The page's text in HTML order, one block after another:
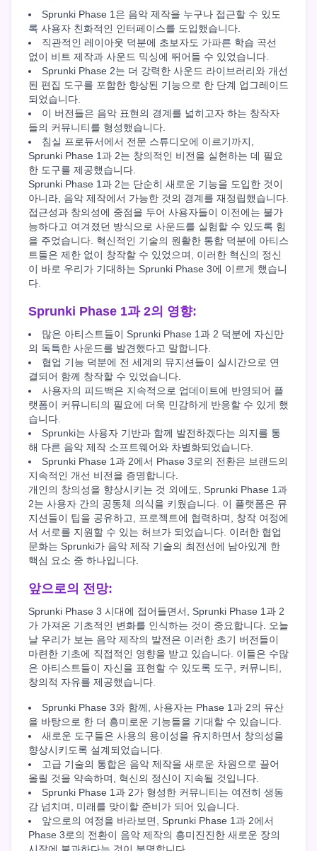
Sprunki Phase 1은 음악 제작을 누구나 접근할 수 있도
록 사용자 친화적인 인터페이스를 도입했습니다.
직관적인 레이아웃 덕분에 초보자도 가파른 학습 곡선
없이 비트 제작과 사운드 믹싱에 뛰어들 수 있었습니다.
Sprunki Phase 2는 더 강력한 사운드 라이브러리와 개선
된 편집 도구를 포함한 향상된 기능으로 한 단계 업그레이드
되었습니다.
이 버전들은 음악 표현의 경계를 넓히고자 하는 창작자
들의 커뮤니티를 형성했습니다.
침실 프로듀서에서 전문 스튜디오에 이르기까지,
Sprunki Phase 1과 2는 창의적인 비전을 실현하는 데 필요
한 도구를 제공했습니다.
Sprunki Phase 1과 2는 단순히 새로운 기능을 도입한 것이
아니라, 음악 제작에서 가능한 것의 경계를 재정립했습니다.
접근성과 창의성에 중점을 두어 사용자들이 이전에는 불가
능하다고 여겨졌던 방식으로 사운드를 실험할 수 있도록 힘
을 주었습니다. 혁신적인 기술의 원활한 통합 덕분에 아티스
트들은 제한 없이 창작할 수 있었으며, 이러한 혁신의 정신
이 바로 우리가 기대하는 Sprunki Phase 3에 이르게 했습니
다.
Sprunki Phase 1과 2의 영향:
많은 아티스트들이 Sprunki Phase 1과 2 덕분에 자신만
의 독특한 사운드를 발견했다고 말합니다.
협업 기능 덕분에 전 세계의 뮤지션들이 실시간으로 연
결되어 함께 창작할 수 있었습니다.
사용자의 피드백은 지속적으로 업데이트에 반영되어 플
랫폼이 커뮤니티의 필요에 더욱 민감하게 반응할 수 있게 했
습니다.
Sprunki는 사용자 기반과 함께 발전하겠다는 의지를 통
해 다른 음악 제작 소프트웨어와 차별화되었습니다.
Sprunki Phase 1과 2에서 Phase 3로의 전환은 브랜드의
지속적인 개선 비전을 증명합니다.
개인의 창의성을 향상시키는 것 외에도, Sprunki Phase 1과
2는 사용자 간의 공동체 의식을 키웠습니다. 이 플랫폼은 뮤
지션들이 팁을 공유하고, 프로젝트에 협력하며, 창작 여정에
서 서로를 지원할 수 있는 허브가 되었습니다. 이러한 협업
문화는 Sprunki가 음악 제작 기술의 최전선에 남아있게 한
핵심 요소 중 하나입니다.
앞으로의 전망:
Sprunki Phase 3 시대에 접어들면서, Sprunki Phase 1과 2
가 가져온 기초적인 변화를 인식하는 것이 중요합니다. 오늘
날 우리가 보는 음악 제작의 발전은 이러한 초기 버전들이
마련한 기초에 직접적인 영향을 받고 있습니다. 이들은 수많
은 아티스트들이 자신을 표현할 수 있도록 도구, 커뮤니티,
창의적 자유를 제공했습니다.
Sprunki Phase 3와 함께, 사용자는 Phase 1과 2의 유산
을 바탕으로 한 더 흥미로운 기능들을 기대할 수 있습니다.
새로운 도구들은 사용의 용이성을 유지하면서 창의성을
향상시키도록 설계되었습니다.
고급 기술의 통합은 음악 제작을 새로운 차원으로 끌어
올릴 것을 약속하며, 혁신의 정신이 지속될 것입니다.
Sprunki Phase 1과 2가 형성한 커뮤니티는 여전히 생동
감 넘치며, 미래를 맞이할 준비가 되어 있습니다.
앞으로의 여정을 바라보면, Sprunki Phase 1과 2에서
Phase 3로의 전환이 음악 제작의 흥미진진한 새로운 장의